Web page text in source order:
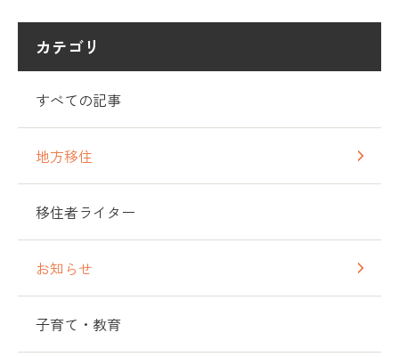
カテゴリ
すべての記事
地方移住
移住者ライター
お知らせ
子育て・教育